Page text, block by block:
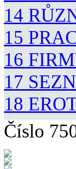
14
15
16
17
18
Číslo